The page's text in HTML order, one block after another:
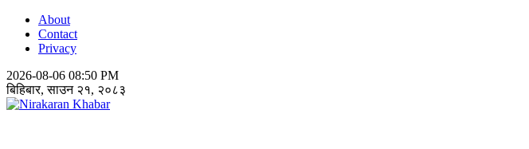
About
Contact
Privacy
2026-08-06 08:50 PM
बिहिबार, साउन २१, २०८३